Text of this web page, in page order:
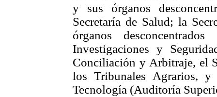
y sus órganos
Secretaría de Salud; la
órganos
Investigaciones y
Conciliación y Arbitraje, el
los Tribunales Agrarios,
Tecnología (Auditoría